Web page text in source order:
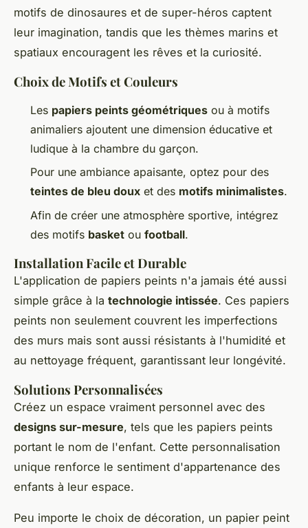
motifs de dinosaures et de super-héros captent
leur imagination, tandis que les thèmes marins et
spatiaux encouragent les rêves et la curiosité.
Choix de Motifs et Couleurs
Les papiers peints géométriques ou à motifs
animaliers ajoutent une dimension éducative et
ludique à la chambre du garçon.
Pour une ambiance apaisante, optez pour des
teintes de bleu doux et des motifs minimalistes.
Afin de créer une atmosphère sportive, intégrez
des motifs basket ou football.
Installation Facile et Durable
L'application de papiers peints n'a jamais été aussi
simple grâce à la technologie intissée. Ces papiers
peints non seulement couvrent les imperfections
des murs mais sont aussi résistants à l'humidité et
au nettoyage fréquent, garantissant leur longévité.
Solutions Personnalisées
Créez un espace vraiment personnel avec des
designs sur-mesure, tels que les papiers peints
portant le nom de l'enfant. Cette personnalisation
unique renforce le sentiment d'appartenance des
enfants à leur espace.
Peu importe le choix de décoration, un papier peint